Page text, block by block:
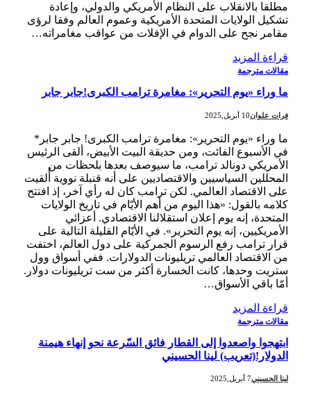
مطلقا بالانقلاب على النظام الأمريكي والدولي، وإعادة
تشكيل الولايات المتحدة الأمريكية وعموم العالم وفقا لرؤى
مقامر نجح على الدوام في الإفلات من عواقب مغامراته…
قراءة المزيد
مقالات مترجمة
ما وراء «يوم التحرير»: مغامرة ترامب الكبرى!جابر جابر
فرات علوان10 أبريل,2025
ما وراء «يوم التحرير»: مغامرة ترامب الكبرى! جابر جابر*
في الأسبوع الفائت، ومن حديقة البيت الأبيض، ألقى الرئيس
الأمريكي دونالد ترامب، ما سيوصف بعدها بلحظات من
المحللين السياسيين والاقتصاديين على أنه قنبلة نووية أُلقيت
على الاقتصاد العالمي. لكن ترامب كان له رأي آخر، إذ افتتح
كلامه بالقول: «هذا اليوم من أهم الأيّام في تاريخ الولايات
المتحدة، إنه يوم إعلان استقلالنا الاقتصادي. أعزائي
الأمريكيين، إنه يوم التحرير». في الأيّام القليلة التالية على
قرار ترامب رفع الرسوم الجمركية على دول العالم، اختفت
من الاقتصاد العالمي تريليونات الدولارات. ففي أسواق وول
ستريت وحدها، كانت الخسارة أكثر من ست تريليونات دولار.
أمّا باقي الأسواق…
قراءة المزيد
مقالات مترجمة
ابتهجوا واصعدوا إلى القطار فائق السّرعة نحو إنهاء هيمنة
الدولار!(تعريب) لينا الحسيني
لينا الحسيني7 أبريل,2025